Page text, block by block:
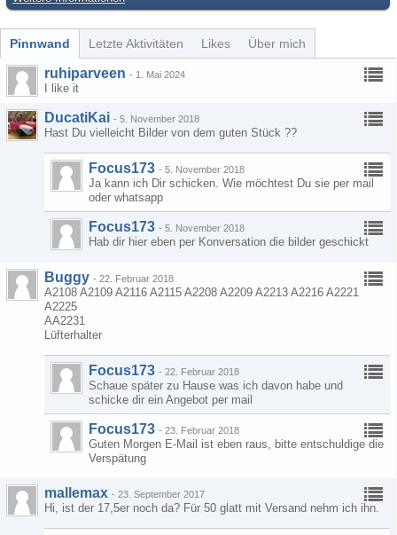
Pinnwand Letzte Aktivitäten Likes Über mich
ruhiparveen - 1. Mai 2024
I like it
DucatiKai - 5. November 2018
Hast Du vielleicht Bilder von dem guten Stück ??
Focus173 - 5. November 2018
Ja kann ich Dir schicken. Wie möchtest Du sie per mail
oder whatsapp
Focus173 - 5. November 2018
Hab dir hier eben per Konversation die bilder geschickt
Buggy - 22. Februar 2018
A2108 A2109 A2116 A2115 A2208 A2209 A2213 A2216 A2221
A2225
AA2231
Lüfterhalter
Focus173 - 22. Februar 2018
Schaue später zu Hause was ich davon habe und
schicke dir ein Angebot per mail
Focus173 - 23. Februar 2018
Guten Morgen E-Mail ist eben raus, bitte entschuldige die
Verspätung
mallemax - 23. September 2017
Hi, ist der 17,5er noch da? Für 50 glatt mit Versand nehm ich ihn.